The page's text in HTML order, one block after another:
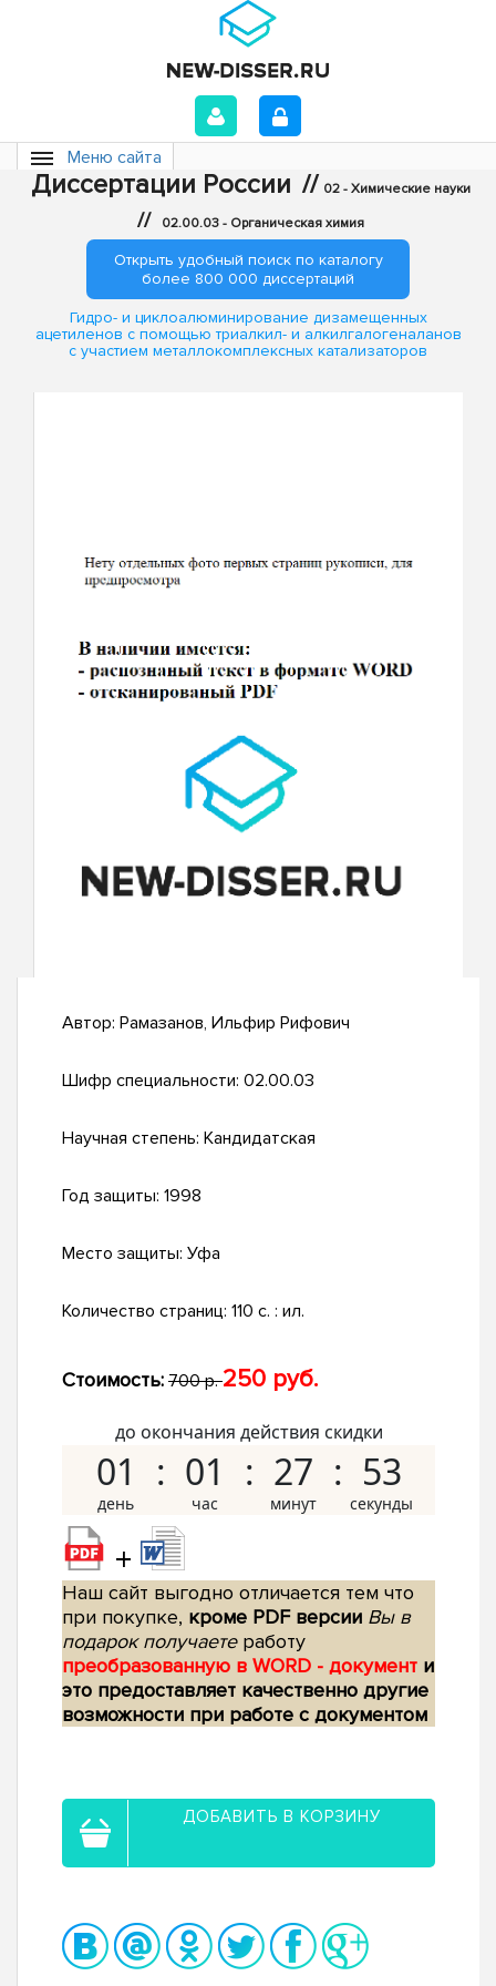
Меню сайта
Диссертации России // 02 - Химические науки
// 02.00.03 - Органическая химия
Открыть удобный поиск по каталогу
более 800 000 диссертаций
Гидро- и циклоалюминирование дизамещенных
ацетиленов с помощью триалкил- и алкилгалогеналанов
с участием металлокомплексных катализаторов
Автор: Рамазанов, Ильфир Рифович
Шифр специальности: 02.00.03
Научная степень: Кандидатская
Год защиты: 1998
Место защиты: Уфа
Количество страниц: 110 с. : ил.
Стоимость: 700 р.250 руб.
до окончания действия скидки
01 01 27 52
+
Наш сайт выгодно отличается тем что
при покупке, кроме PDF версии Вы в
подарок получаетеработу
преобразованную в WORD - документ и
это предоставляет качественно другие
возможности при работе с документом
ДОБАВИТЬ В КОРЗИНУ